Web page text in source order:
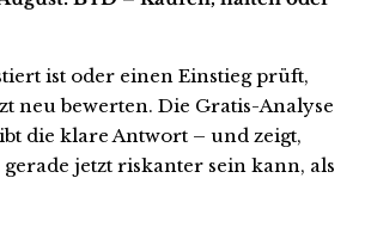
ist oder einen Einstieg prüft,
neu bewerten. Die Gratis-Analyse
die klare Antwort – und zeigt,
jetzt riskanter sein kann, als